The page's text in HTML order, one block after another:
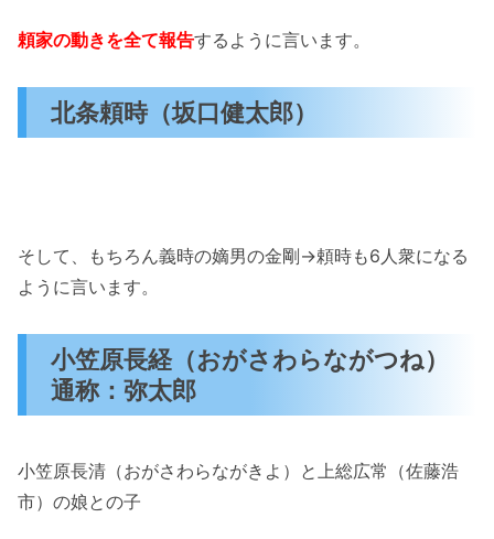
頼家の動きを全て報告するように言います。
北条頼時（坂口健太郎）
そして、もちろん義時の嫡男の金剛→頼時も6人衆になる
ように言います。
小笠原長経（おがさわらながつね）
通称：弥太郎
小笠原長清（おがさわらながきよ）と上総広常（佐藤浩
市）の娘との子